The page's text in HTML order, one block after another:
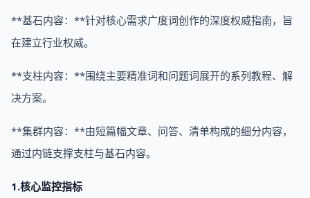
**基石内容：**针对核心需求广度词创作的深度权威指南，旨
在建立行业权威。
**支柱内容：**围绕主要精准词和问题词展开的系列教程、解
决方案。
**集群内容：**由短篇幅文章、问答、清单构成的细分内容，
通过内链支撑支柱与基石内容。
1.核心监控指标